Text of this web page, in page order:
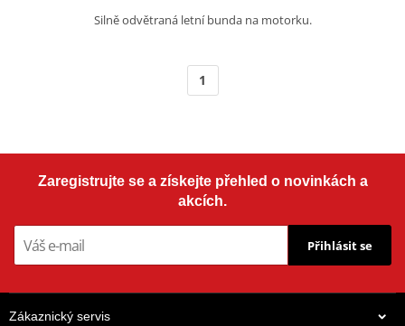
Silně odvětraná letní bunda na motorku.
1
Zaregistrujte se a získejte přehled o novinkách a
akcích.
Přihlásit se
Zákaznický servis